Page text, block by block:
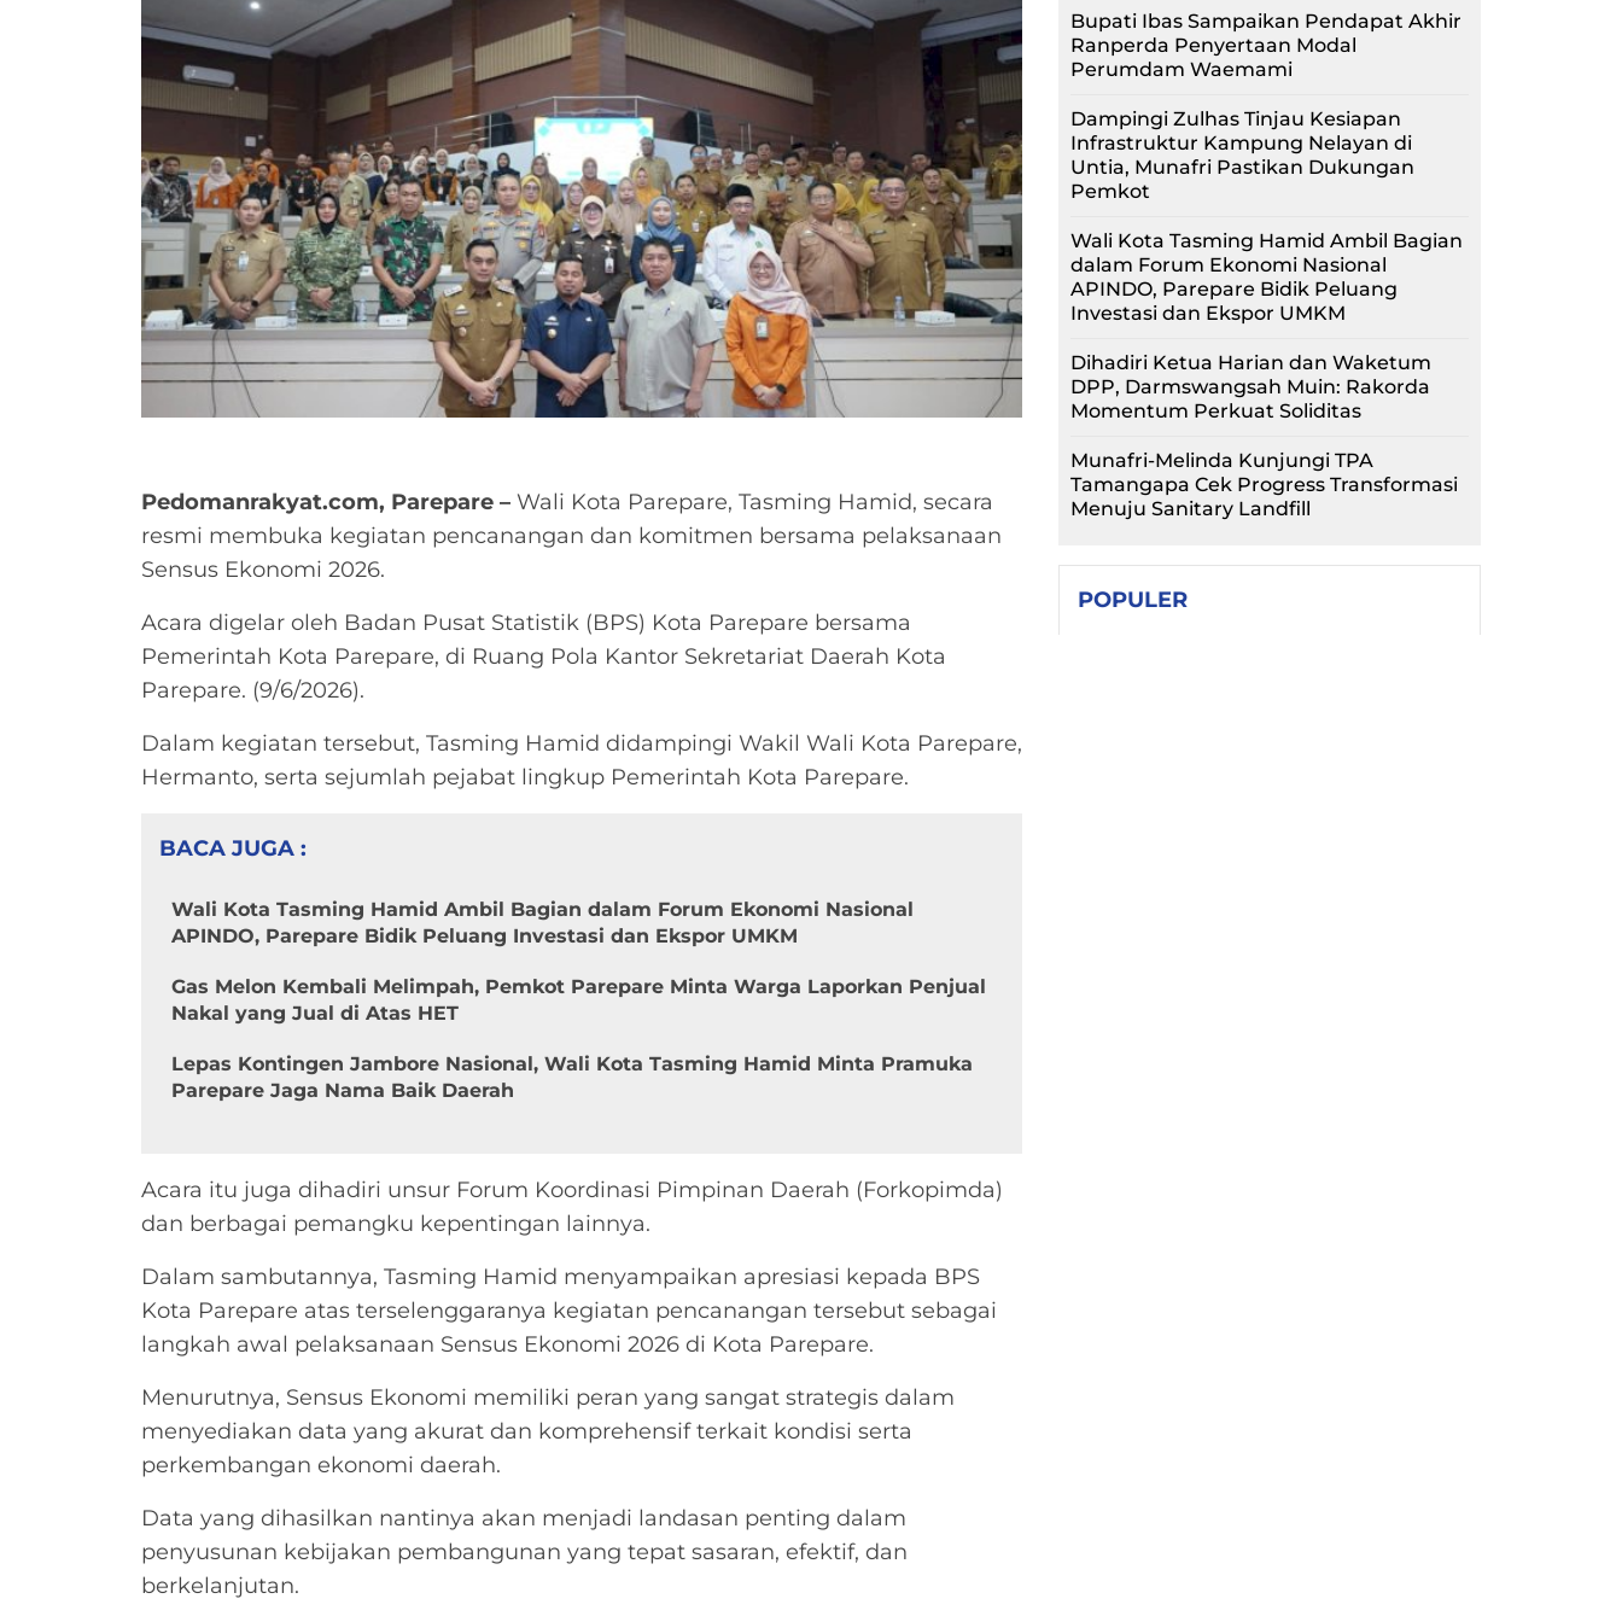
Pedomanrakyat.com, Parepare – Wali Kota Parepare, Tasming Hamid, secara
resmi membuka kegiatan pencanangan dan komitmen bersama pelaksanaan
Sensus Ekonomi 2026.
Acara digelar oleh Badan Pusat Statistik (BPS) Kota Parepare bersama
Pemerintah Kota Parepare, di Ruang Pola Kantor Sekretariat Daerah Kota
Parepare. (9/6/2026).
Dalam kegiatan tersebut, Tasming Hamid didampingi Wakil Wali Kota Parepare,
Hermanto, serta sejumlah pejabat lingkup Pemerintah Kota Parepare.
BACA JUGA :
Wali Kota Tasming Hamid Ambil Bagian dalam Forum Ekonomi Nasional
APINDO, Parepare Bidik Peluang Investasi dan Ekspor UMKM
Gas Melon Kembali Melimpah, Pemkot Parepare Minta Warga Laporkan Penjual
Nakal yang Jual di Atas HET
Lepas Kontingen Jambore Nasional, Wali Kota Tasming Hamid Minta Pramuka
Parepare Jaga Nama Baik Daerah
Acara itu juga dihadiri unsur Forum Koordinasi Pimpinan Daerah (Forkopimda)
dan berbagai pemangku kepentingan lainnya.
Dalam sambutannya, Tasming Hamid menyampaikan apresiasi kepada BPS
Kota Parepare atas terselenggaranya kegiatan pencanangan tersebut sebagai
langkah awal pelaksanaan Sensus Ekonomi 2026 di Kota Parepare.
Menurutnya, Sensus Ekonomi memiliki peran yang sangat strategis dalam
menyediakan data yang akurat dan komprehensif terkait kondisi serta
perkembangan ekonomi daerah.
Data yang dihasilkan nantinya akan menjadi landasan penting dalam
penyusunan kebijakan pembangunan yang tepat sasaran, efektif, dan
berkelanjutan.
Bupati Ibas Sampaikan Pendapat Akhir
Ranperda Penyertaan Modal
Perumdam Waemami
Dampingi Zulhas Tinjau Kesiapan
Infrastruktur Kampung Nelayan di
Untia, Munafri Pastikan Dukungan
Pemkot
Wali Kota Tasming Hamid Ambil Bagian
dalam Forum Ekonomi Nasional
APINDO, Parepare Bidik Peluang
Investasi dan Ekspor UMKM
Dihadiri Ketua Harian dan Waketum
DPP, Darmswangsah Muin: Rakorda
Momentum Perkuat Soliditas
Munafri-Melinda Kunjungi TPA
Tamangapa Cek Progress Transformasi
Menuju Sanitary Landfill
POPULER